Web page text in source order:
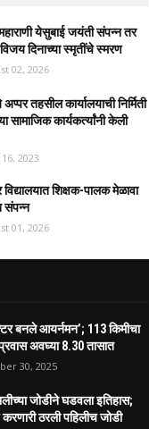
येसुबाई जयंती संपन्न तर
दिनाच्या स्मृतींचे स्मरण
02, 2026
तहसील कार्यालयाची निर्मिती
सामाजिक कार्यकर्त्यांनी केली
2023
विद्यालयात शिक्षक-पालक मेळावा
संपन्न
01, 2026
बनले आयर्नमन’; 113 किमीचा
अवघ्या 8.30 तासात
30, 2025
जोडीने घडवला इतिहास;
ठरली पहिलीच जोडी